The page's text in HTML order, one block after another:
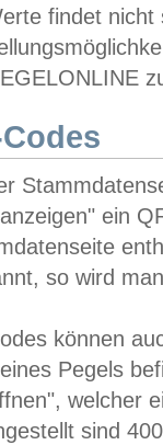
findet
ein
so wird
können
Pegels
welcher
sind